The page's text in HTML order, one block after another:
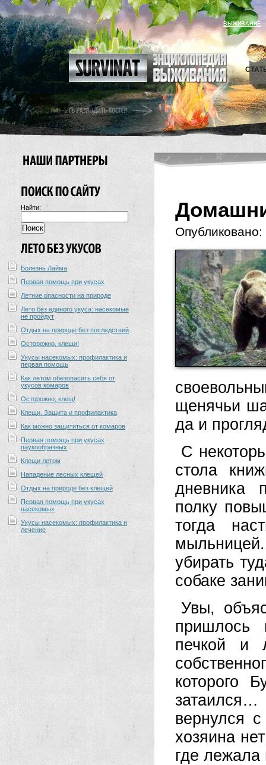
ВЫЖИВАНИЕ
Найти:
Болезнь Лайма
Первая помощь при укусах
Летние опасности на природе
Лето без единого укуса: насекомые
не пройдут
Отдых на природе без последствий
Осторожно, клещи!
Укусы насекомых: профилактика и
первая помощь
Как летом обезопасить себя от
укусов комаров
Осторожно, клещ!
Клещи. Защита и профилактика
Как можно защититься от комаров
Первая помощь при укусах
паукообразных
Клещи летом
Нападение лесных клещей
Отдых на природе без клещей
Первая помощь при укусах
насекомых
Укусы насекомых: профилактика и
лечение
Опубликовано:
щенячьи
да и
С
стола
дневника
полку
тогда
убирать
собаке
Увы,
пришлось
печкой и
которого
вернулся
хозяина
где